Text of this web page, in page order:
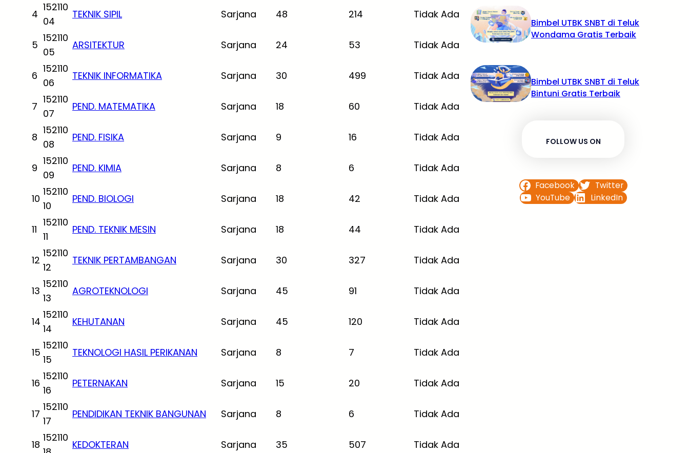
4
152110
04
TEKNIK SIPIL Sarjana 48 214 Tidak Ada
5
152110
05
ARSITEKTUR Sarjana 24 53 Tidak Ada
6
152110
06
TEKNIK INFORMATIKA Sarjana 30 499 Tidak Ada
7
152110
07
PEND. MATEMATIKA Sarjana 18 60 Tidak Ada
8
152110
08
PEND. FISIKA Sarjana 9 16 Tidak Ada
9
152110
09
PEND. KIMIA Sarjana 8 6 Tidak Ada
10
152110
10
PEND. BIOLOGI Sarjana 18 42 Tidak Ada
11
152110
11
PEND. TEKNIK MESIN Sarjana 18 44 Tidak Ada
12
152110
12
TEKNIK PERTAMBANGAN Sarjana 30 327 Tidak Ada
13
152110
13
AGROTEKNOLOGI Sarjana 45 91 Tidak Ada
14
152110
14
KEHUTANAN Sarjana 45 120 Tidak Ada
15
152110
15
TEKNOLOGI HASIL PERIKANAN Sarjana 8 7 Tidak Ada
16
152110
16
PETERNAKAN Sarjana 15 20 Tidak Ada
17
152110
17
PENDIDIKAN TEKNIK BANGUNAN Sarjana 8 6 Tidak Ada
18
152110
KEDOKTERAN Sarjana 35 507 Tidak Ada
Bimbel UTBK SNBT di Teluk
Wondama Gratis Terbaik
Bimbel UTBK SNBT di Teluk
Bintuni Gratis Terbaik
FOLLOW US ON
Facebook
Twitter
YouTube
LinkedIn